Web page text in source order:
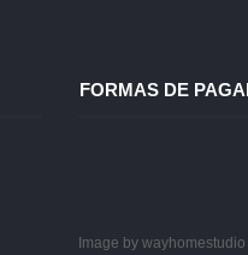
FORMAS DE
Image by wayhomestudio